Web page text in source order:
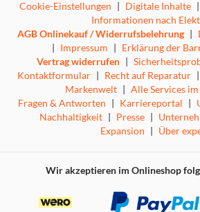
Cookie-Einstellungen | Digitale Inhalte |
Informationen nach
AGB Onlinekauf / Widerrufsbelehrung |
| Impressum | Erklärung der
Vertrag widerrufen |
Kontaktformular | Recht auf Reparatur |
Markenwelt | Alle Services
Fragen & Antworten | Karriereportal |
Nachhaltigkeit | Presse |
Expansion | Über
Wir akzeptieren im Onlineshop